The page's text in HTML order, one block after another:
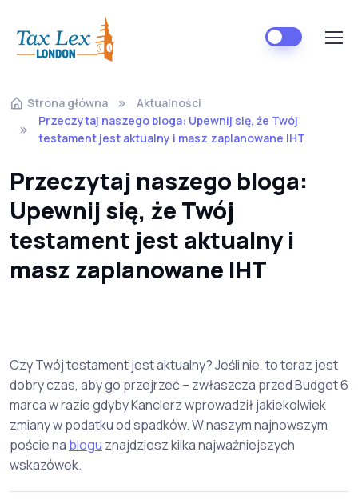
Strona główna
Aktualności
Przeczytaj naszego bloga: Upewnij się, że Twój
testament jest aktualny i masz zaplanowane IHT
Przeczytaj naszego bloga:
Upewnij się, że Twój
testament jest aktualny i
masz zaplanowane IHT
Czy Twój testament jest aktualny? Jeśli nie, to teraz jest
dobry czas, aby go przejrzeć – zwłaszcza przed Budget 6
marca w razie gdyby Kanclerz wprowadził jakiekolwiek
zmiany w podatku od spadków. W naszym najnowszym
poście na blogu znajdziesz kilka najważniejszych
wskazówek.